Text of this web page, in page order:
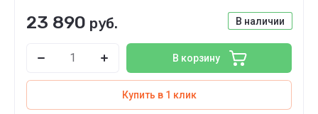
В наличии
23 890 руб.
В корзину
Купить в 1 клик